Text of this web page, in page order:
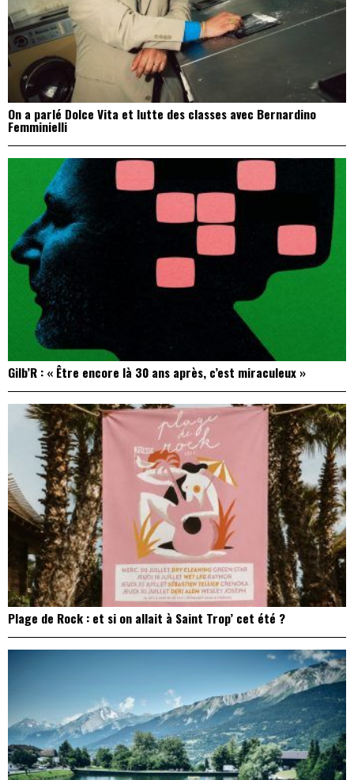
On a parlé Dolce Vita et lutte des classes avec Bernardino
Femminielli
Gilb’R : « Être encore là 30 ans après, c’est miraculeux »
Plage de Rock : et si on allait à Saint Trop’ cet été ?